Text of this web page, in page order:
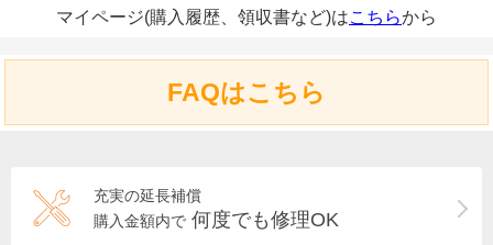
マイページ(購入履歴、領収書など)はこちらから
FAQはこちら
充実の延長補償
購入金額内で 何度でも修理OK